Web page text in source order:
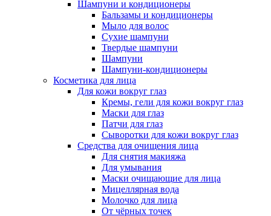
Шампуни и кондиционеры
Бальзамы и кондиционеры
Мыло для волос
Сухие шампуни
Твердые шампуни
Шампуни
Шампуни-кондиционеры
Косметика для лица
Для кожи вокруг глаз
Кремы, гели для кожи вокруг глаз
Маски для глаз
Патчи для глаз
Сыворотки для кожи вокруг глаз
Средства для очищения лица
Для снятия макияжа
Для умывания
Маски очищающие для лица
Мицеллярная вода
Молочко для лица
От чёрных точек